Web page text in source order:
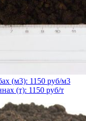
(м3): 1150 руб/м3
(т): 1150 руб/т